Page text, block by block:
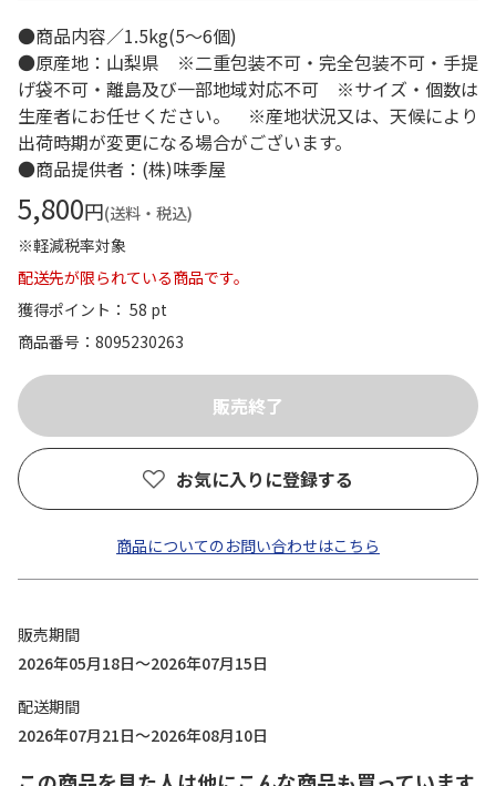
●商品内容／1.5kg(5～6個)
●原産地：山梨県 ※二重包装不可・完全包装不可・手提
げ袋不可・離島及び一部地域対応不可 ※サイズ・個数は
生産者にお任せください。 ※産地状況又は、天候により
出荷時期が変更になる場合がございます。
●商品提供者：(株)味季屋
5,800円(送料・税込)
※軽減税率対象
配送先が限られている商品です。
獲得ポイント： 58 pt
商品番号
8095230263
お気に入りに登録する
商品についてのお問い合わせはこちら
販売期間
2026年05月18日～2026年07月15日
配送期間
2026年07月21日～2026年08月10日